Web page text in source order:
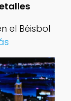
el Béisbol